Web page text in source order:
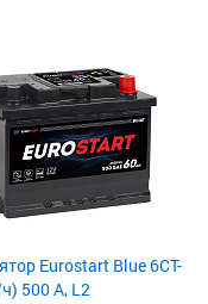
Eurostart Blue 6CT-
500 А, L2